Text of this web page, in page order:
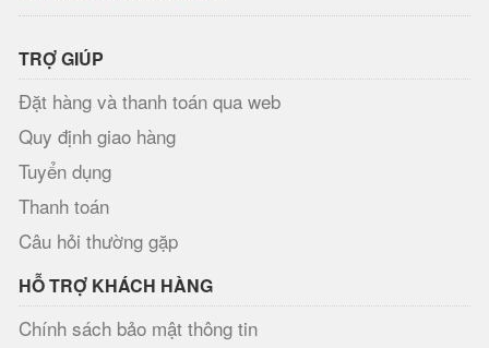
TRỢ GIÚP
Đặt hàng và thanh toán qua web
Quy định giao hàng
Tuyển dụng
Thanh toán
Câu hỏi thường gặp
HỖ TRỢ KHÁCH HÀNG
Chính sách bảo mật thông tin